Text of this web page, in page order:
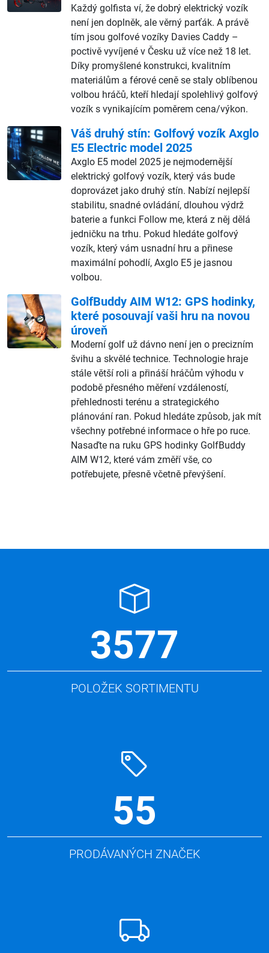
Každý golfista ví, že dobrý elektrický vozík
není jen doplněk, ale věrný parťák. A právě
tím jsou golfové vozíky Davies Caddy –
poctivě vyvíjené v Česku už více než 18 let.
Díky promyšlené konstrukci, kvalitním
materiálům a férové ceně se staly oblíbenou
volbou hráčů, kteří hledají spolehlivý golfový
vozík s vynikajícím poměrem cena/výkon.
Váš druhý stín: Golfový vozík Axglo
E5 Electric model 2025
Axglo E5 model 2025 je nejmodernější
elektrický golfový vozík, který vás bude
doprovázet jako druhý stín. Nabízí nejlepší
stabilitu, snadné ovládání, dlouhou výdrž
baterie a funkci Follow me, která z něj dělá
jedničku na trhu. Pokud hledáte golfový
vozík, který vám usnadní hru a přinese
maximální pohodlí, Axglo E5 je jasnou
volbou.
GolfBuddy AIM W12: GPS hodinky,
které posouvají vaši hru na novou
úroveň
Moderní golf už dávno není jen o precizním
švihu a skvělé technice. Technologie hraje
stále větší roli a přináší hráčům výhodu v
podobě přesného měření vzdáleností,
přehlednosti terénu a strategického
plánování ran. Pokud hledáte způsob, jak mít
všechny potřebné informace o hře po ruce.
Nasaďte na ruku GPS hodinky GolfBuddy
AIM W12, které vám změří vše, co
potřebujete, přesně včetně převýšení.
3577
POLOŽEK SORTIMENTU
55
PRODÁVANÝCH ZNAČEK